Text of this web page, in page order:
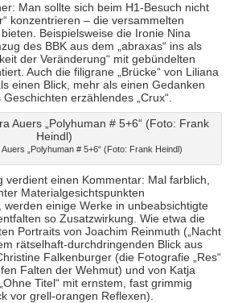
Man sollte sich beim H1-Besuch nicht
konzentrieren – die versammelten
Beispielsweise die Ironie Nina
des BBK aus dem „abraxas“ ins als
der Veränderung“ mit gebündelten
Auch die filigrane „Brücke“ von Liliana
einen Blick, mehr als einen Gedanken
erzählendes „Crux“.
„Polyhuman # 5+6“ (Foto: Frank Heindl)
verdient einen Kommentar: Mal farblich,
Materialgesichtspunkten
einige Werke in unbeabsichtigte
so Zusatzwirkung. Wie etwa die
Portraits von Joachim Reinmuth („Nacht
rätselhaft-durchdringenden Blick aus
Falkenburger (die Fotografie „Res“
Falten der Wehmut) und von Katja
Titel“ mit ernstem, fast grimmig
vor grell-orangen Reflexen).